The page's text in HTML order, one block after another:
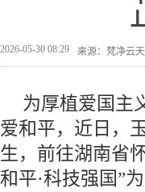
2026-05-30 08:29 来源：梵净云
为厚植爱国主
爱和平，近日，
生，前往湖南省
和平·科技强国”